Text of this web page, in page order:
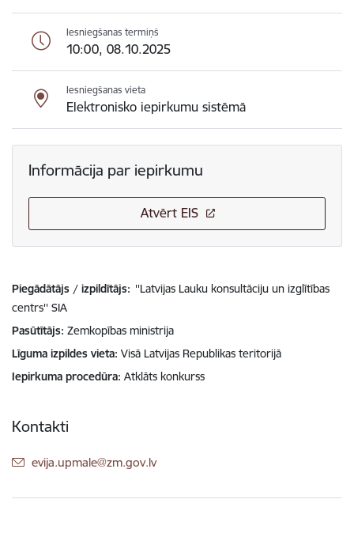
Iesniegšanas termiņš
10:00, 08.10.2025
Iesniegšanas vieta
Elektronisko iepirkumu sistēmā
Informācija par iepirkumu
Atvērt EIS
Piegādātājs / izpildītājs: ''Latvijas Lauku konsultāciju un izglītības
centrs'' SIA
Pasūtītājs Zemkopības ministrija
Līguma izpildes vieta Visā Latvijas Republikas teritorijā
Iepirkuma procedūra Atklāts konkurss
Kontakti
E-pasts:
evija.upmale@zm.gov.lv